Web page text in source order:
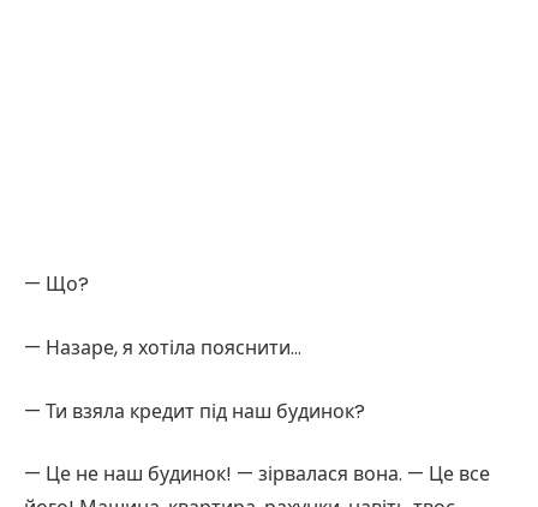
— Що?
— Назаре, я хотіла пояснити…
— Ти взяла кредит під наш будинок?
— Це не наш будинок! — зірвалася вона. — Це все